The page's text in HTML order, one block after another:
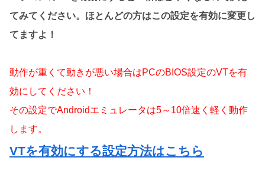
てみてください。ほとんどの方はこの設定を有効に変更し
てますよ！
動作が重くて動きが悪い場合はPCのBIOS設定のVTを有
効にしてください！
その設定でAndroidエミュレータは5～10倍速く軽く動作
します。
VTを有効にする設定方法はこちら